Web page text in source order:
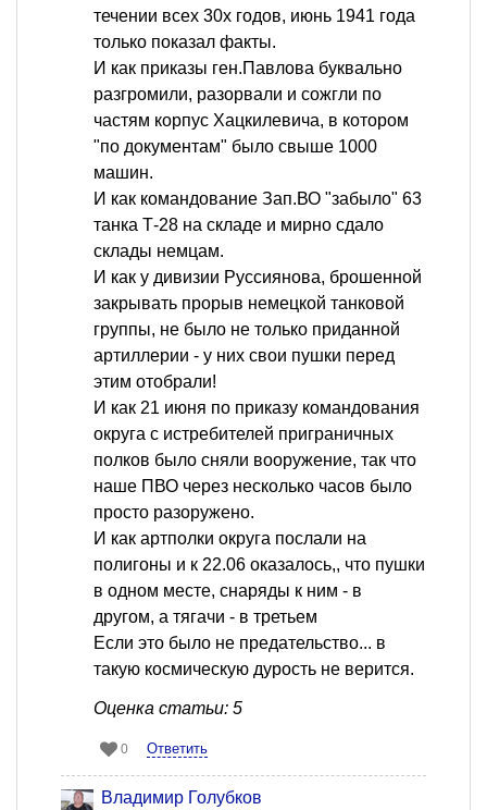
течении всех 30х годов, июнь 1941 года
только показал факты.
И как приказы ген.Павлова буквально
разгромили, разорвали и сожгли по
частям корпус Хацкилевича, в котором
"по документам" было свыше 1000
машин.
И как командование Зап.ВО "забыло" 63
танка Т-28 на складе и мирно сдало
склады немцам.
И как у дивизии Руссиянова, брошенной
закрывать прорыв немецкой танковой
группы, не было не только приданной
артиллерии - у них свои пушки перед
этим отобрали!
И как 21 июня по приказу командования
округа с истребителей приграничных
полков было сняли вооружение, так что
наше ПВО через несколько часов было
просто разоружено.
И как артполки округа послали на
полигоны и к 22.06 оказалось,, что пушки
в одном месте, снаряды к ним - в
другом, а тягачи - в третьем
Если это было не предательство... в
такую космическую дурость не верится.
Оценка статьи: 5
0 Ответить
Владимир Голубков